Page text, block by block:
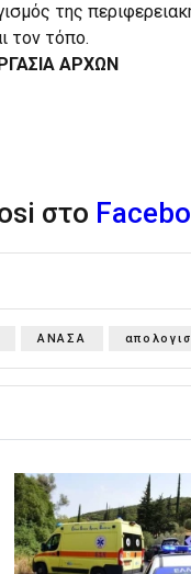
της
τον τόπο.
ΑΡΧΩΝ
στο
ΑΝΑΣΑ